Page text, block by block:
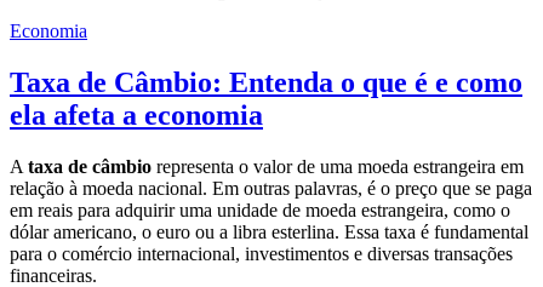
Economia
Taxa de Câmbio: Entenda o que é e como
ela afeta a economia
A taxa de câmbio representa o valor de uma moeda estrangeira em
relação à moeda nacional. Em outras palavras, é o preço que se paga
em reais para adquirir uma unidade de moeda estrangeira, como o
dólar americano, o euro ou a libra esterlina. Essa taxa é fundamental
para o comércio internacional, investimentos e diversas transações
financeiras.